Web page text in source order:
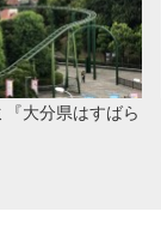
大分県はすばら